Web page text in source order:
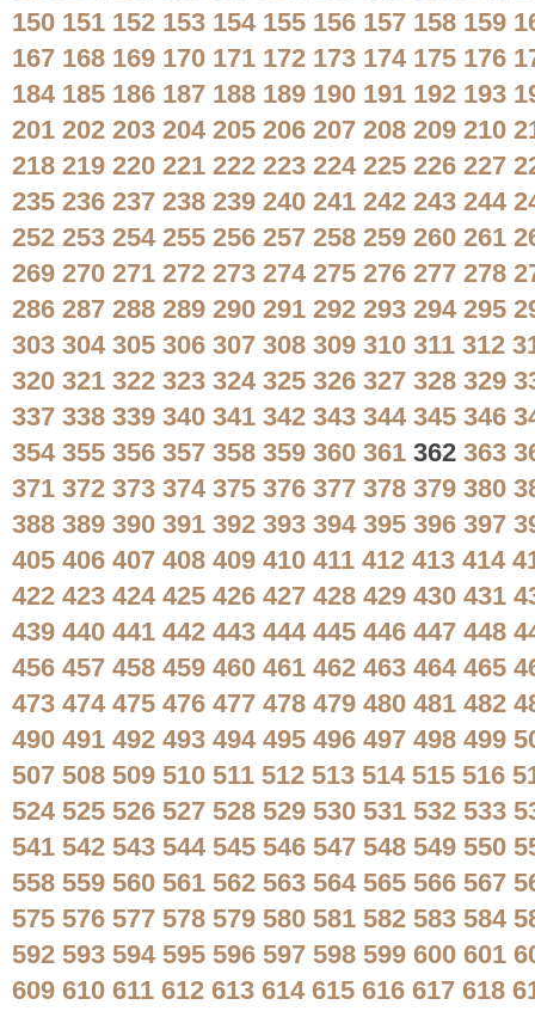
150 151 152 153 154 155 156 157 158 159
167 168 169 170 171 172 173 174 175 176
184 185 186 187 188 189 190 191 192 193
201 202 203 204 205 206 207 208 209 210
218 219 220 221 222 223 224 225 226 227
235 236 237 238 239 240 241 242 243 244
252 253 254 255 256 257 258 259 260 261
269 270 271 272 273 274 275 276 277 278
286 287 288 289 290 291 292 293 294 295
303 304 305 306 307 308 309 310 311 312
320 321 322 323 324 325 326 327 328 329
337 338 339 340 341 342 343 344 345 346
354 355 356 357 358 359 360 361 362 363
371 372 373 374 375 376 377 378 379 380
388 389 390 391 392 393 394 395 396 397
405 406 407 408 409 410 411 412 413 414
422 423 424 425 426 427 428 429 430 431
439 440 441 442 443 444 445 446 447 448
456 457 458 459 460 461 462 463 464 465
473 474 475 476 477 478 479 480 481 482
490 491 492 493 494 495 496 497 498 499
507 508 509 510 511 512 513 514 515 516
524 525 526 527 528 529 530 531 532 533
541 542 543 544 545 546 547 548 549 550
558 559 560 561 562 563 564 565 566 567
575 576 577 578 579 580 581 582 583 584
592 593 594 595 596 597 598 599 600 601
609 610 611 612 613 614 615 616 617 618